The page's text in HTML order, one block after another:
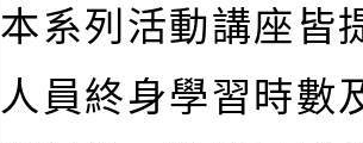
本系列活動講座皆
人員終身學習時數